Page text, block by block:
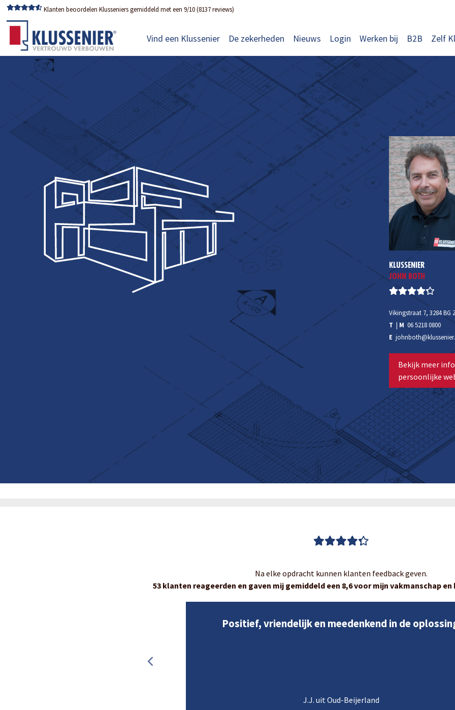
Klanten beoordelen Klusseniers gemiddeld met een 9/10 (8137 reviews)
Vind een Klussenier De zekerheden Nieuws Login Werken bij B2B Zelf
KLUSSENIER
JOHN BOTH
Vikingstraat 7, 3284 BG
T | M 06 5218 0800
E
Bekijk meer
persoonlijke
Na elke opdracht kunnen klanten feedback geven.
53 klanten reageerden en gaven mij gemiddeld een 8,6 voor mijn vakmanschap
Positief, vriendelijk en meedenkend in de
J.J. uit Oud-Beijerland